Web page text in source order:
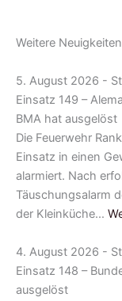
Weitere Neuigkeiten
5. August 2026 -
Einsatz 149 –
BMA hat ausgelöst
Die Feuerwehr
Einsatz in einen
alarmiert. Nach
Täuschungsalarm
der Kleinküche…
4. August 2026 -
Einsatz 148 –
ausgelöst